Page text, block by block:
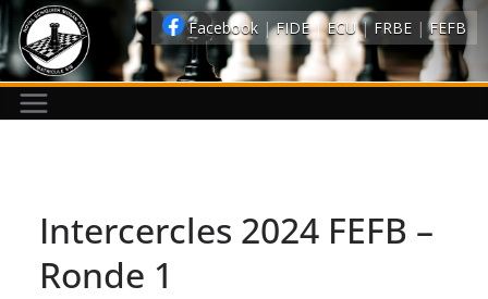
Passer
au
contenu
Intercercles 2024 FEFB –
Ronde 1
Facebook | FIDE| ECU| FRBE | FEFB